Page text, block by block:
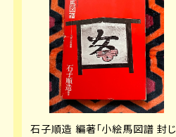
石子順造 編著「小絵馬図譜 封じ